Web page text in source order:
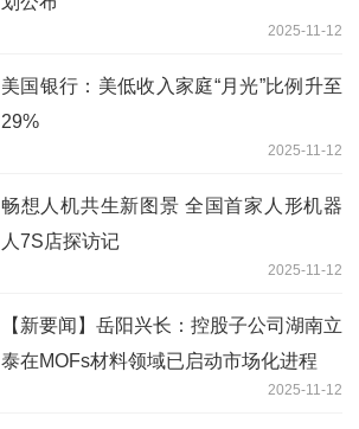
2025-11-12
美国银行：美低收入家庭“月光”比例升至
29%
2025-11-12
畅想人机共生新图景 全国首家人形机器
人7S店探访记
2025-11-12
【新要闻】岳阳兴长：控股子公司湖南立
泰在MOFs材料领域已启动市场化进程
2025-11-12